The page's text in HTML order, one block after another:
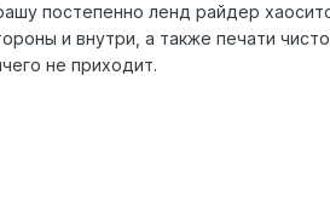
постепенно ленд райдер
и внутри, а также печати
не приходит.